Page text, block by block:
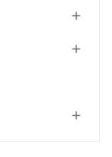


